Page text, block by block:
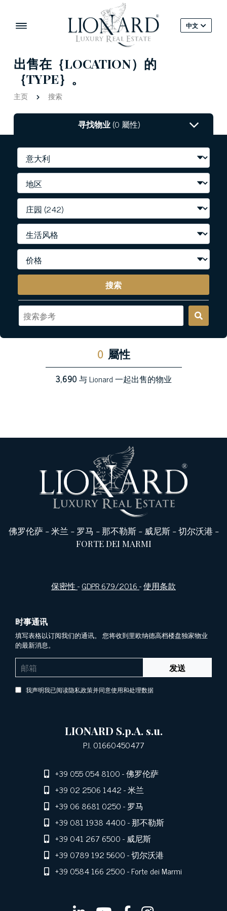
中文
出售在｛LOCATION）的
｛TYPE｝。
主页 搜索
寻找物业(0 屬性)
搜索
0 屬性
3,690与 Lionard 一起出售的物业
佛罗伦萨-米兰 - 罗马 -那不勒斯- 威尼斯-切尔沃港 -
FORTE DEI MARMI
保密性-GDPR 679/2016-使用条款
时事通讯
填写表格以订阅我们的通讯。 您将收到里欧纳德高档楼盘独家物业
的最新消息。
发送
我声明我已阅读隐私政策并同意使用和处理数据
LIONARD S.p.A. s.u.
P.I. 01660450477
+39 055 054 8100- 佛罗伦萨
+39 02 2506 1442- 米兰
+39 06 8681 0250- 罗马
+39 081 1938 4400- 那不勒斯
+39 041 267 6500- 威尼斯
+39 0789 192 5600- 切尔沃港
+39 0584 166 2500- Forte dei Marmi